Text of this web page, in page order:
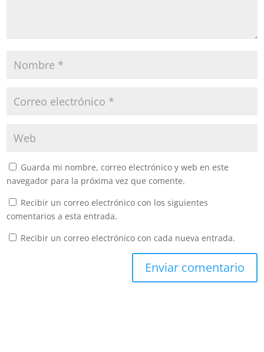
Guarda mi nombre, correo electrónico y web en este
navegador para la próxima vez que comente.
Recibir un correo electrónico con los siguientes
comentarios a esta entrada.
Recibir un correo electrónico con cada nueva entrada.